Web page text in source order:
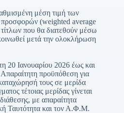
μέση τιμή των
προσφορών (weighted average
που θα διατεθούν μέσω
μετά την ολοκλήρωση
20 Ιανουαρίου 2026 έως και
προϋπόθεση για
τους σε μερίδα
τέτοιας μερίδας γίνεται
με απαραίτητα
Ταυτότητα και τον Α.Φ.Μ.